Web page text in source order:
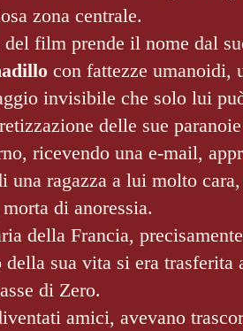
zona centrale.
film prende il nome dal
con fattezze umanoidi,
invisibile che solo lui
delle sue
ricevendo una e-mail,
una ragazza a lui molto
di anoressia.
della Francia,
della sua vita si era trasferita
di Zero.
amici, avevano